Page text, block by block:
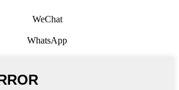
WeChat
WhatsApp